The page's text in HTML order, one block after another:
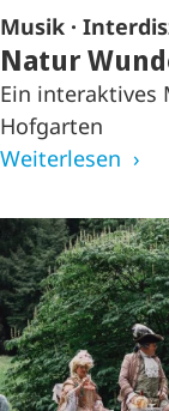
Musik
Natur
Ein interaktives
Hofgarten
Weiterlesen